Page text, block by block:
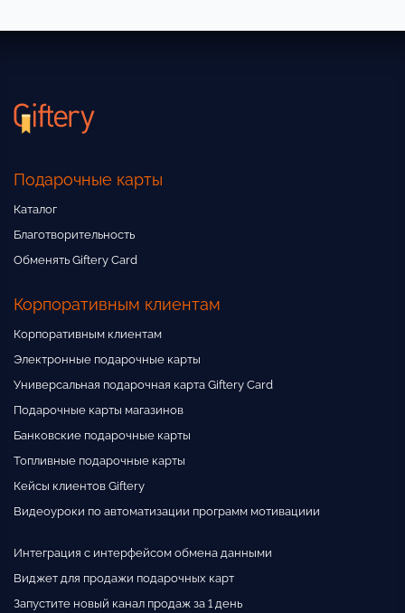
Подарочные карты
Каталог
Благотворительность
Обменять Giftery Card
Корпоративным клиентам
Корпоративным клиентам
Электронные подарочные карты
Универсальная подарочная карта Giftery Card
Подарочные карты магазинов
Банковские подарочные карты
Топливные подарочные карты
Кейсы клиентов Giftery
Видеоуроки по автоматизации программ мотивациии
Интеграция с интерфейсом обмена данными
Виджет для продажи подарочных карт
Запустите новый канал продаж за 1 день